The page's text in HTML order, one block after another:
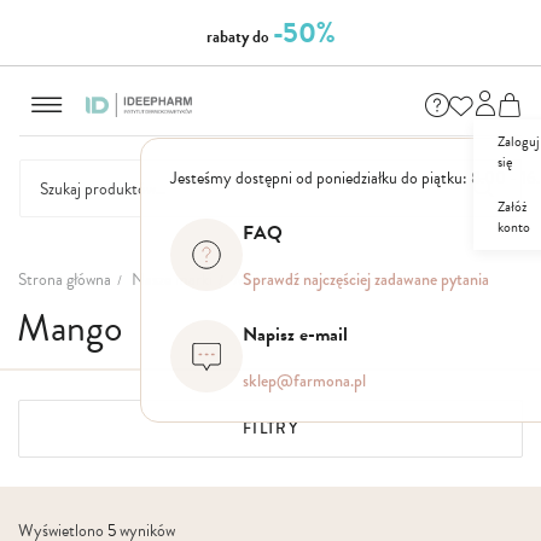
rabaty do -50%
do
treści
Jesteśmy dostępni od poniedziałku do piątku: 8.00 -
FAQ
Sprawdź najczęściej zadawane pytania
Napisz e-mail
sklep@farmona.pl
Zaloguj
się
Załóż
konto
NASZE
Strona główna Nasze marki Mango
Mango
Wyświetlono 5wyników
FILTRY